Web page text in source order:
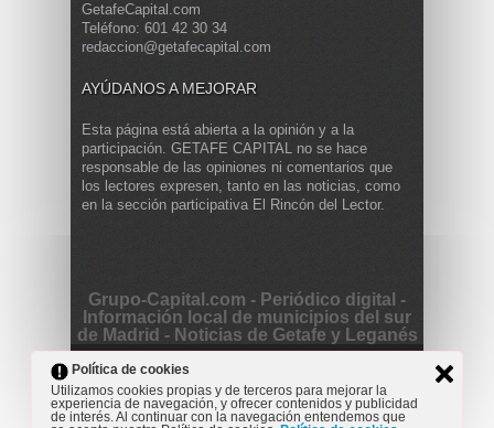
GetafeCapital.com
Teléfono: 601 42 30 34
redaccion@getafecapital.com
AYÚDANOS A MEJORAR
Esta página está abierta a la opinión y a la
participación. GETAFE CAPITAL no se hace
responsable de las opiniones ni comentarios que
los lectores expresen, tanto en las noticias, como
en la sección participativa El Rincón del Lector.
Grupo-Capital.com - Periódico digital -
Información local de municipios del sur
de Madrid - Noticias de Getafe y Leganés
Copyright © 2013 Getafe Capital. Powered by
Project
Opinión Actualidad Cultura Deportes
Entrevista
Política de cookies
Utilizamos cookies propias y de terceros para mejorar la
experiencia de navegación, y ofrecer contenidos y publicidad
de interés. Al continuar con la navegación entendemos que